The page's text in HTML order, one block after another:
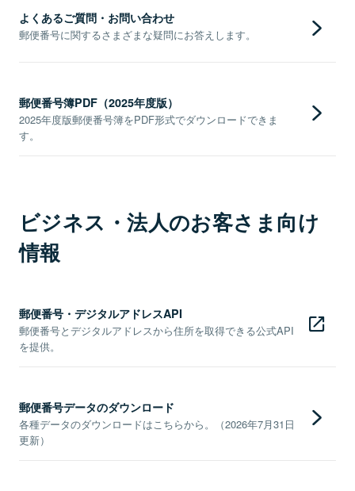
よくあるご質問・お問い合わせ
郵便番号に関するさまざまな疑問にお答えします。
郵便番号簿PDF（2025年度版）
2025年度版郵便番号簿をPDF形式でダウンロードできま
す。
ビジネス・法人のお客さま向け
情報
郵便番号・デジタルアドレスAPI
郵便番号とデジタルアドレスから住所を取得できる公式API
を提供。
郵便番号データのダウンロード
各種データのダウンロードはこちらから。（2026年7月31日
更新）